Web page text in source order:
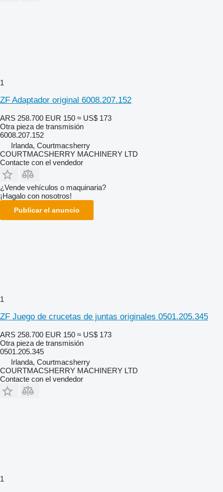
1
ZF Adaptador original 6008.207.152
ARS 258.700 EUR 150 ≈ US$ 173
Otra pieza de transmisión
6008.207.152
Irlanda, Courtmacsherry
COURTMACSHERRY MACHINERY LTD
Contacte con el vendedor
¿Vende vehículos o maquinaria?
¡Hagalo con nosotros!
Publicar el anuncio
1
ZF Juego de crucetas de juntas originales 0501.205.345
ARS 258.700 EUR 150 ≈ US$ 173
Otra pieza de transmisión
0501.205.345
Irlanda, Courtmacsherry
COURTMACSHERRY MACHINERY LTD
Contacte con el vendedor
1